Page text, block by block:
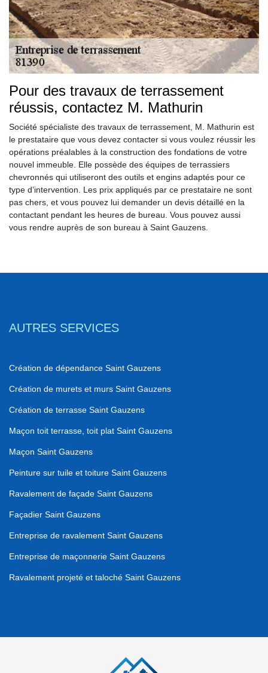
Pour des travaux de terrassement
réussis, contactez M. Mathurin
Société spécialiste des travaux de terrassement, M. Mathurin est
le prestataire que vous devez contacter si vous voulez réussir les
opérations préalables à la construction des fondations de votre
nouvel immeuble. Elle possède des équipes de terrassiers
chevronnés qui utiliseront des outils et engins adaptés pour ce
type d’intervention. Les prix appliqués par ce prestataire ne sont
pas chers, et vous pouvez lui demander un devis détaillé en la
contactant pendant les heures de bureau. Vous pouvez aussi
vous rendre auprès de son bureau à Saint Gauzens.
AUTRES SERVICES
Création de dépendance Saint Gauzens
Création de murets et murs Saint Gauzens
Création de terrasse Saint Gauzens
Maçon toit terrasse, toit plat Saint Gauzens
Maçon Saint Gauzens
Peinture sur tuile et toiture Saint Gauzens
Ravalement de façade Saint Gauzens
Façadier Saint Gauzens
Entreprise de ravalement Saint Gauzens
Entreprise de maçonnerie Saint Gauzens
Ravalement projeté et taloché Saint Gauzens